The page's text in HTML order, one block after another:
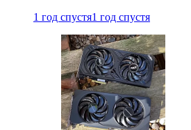
1 год спустя1 год спустя